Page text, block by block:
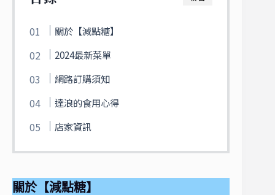
關於【減點糖】
2024最新菜單
網路訂購須知
達浪的食用心得
店家資訊
關於【減點糖】